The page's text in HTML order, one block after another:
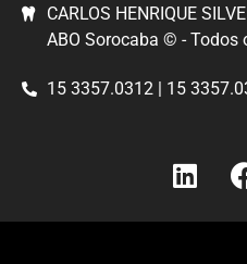
CARLOS HENRIQUE
ABO Sorocaba © - Todos
15 3357.0312 | 15